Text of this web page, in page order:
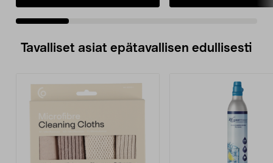
Tavalliset asiat epätavallisen edullisesti